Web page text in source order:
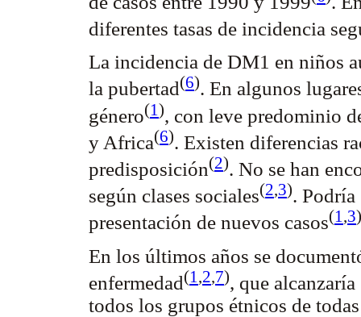
diferentes tasas de incidencia
La incidencia de DM1 en niños
la pubertad(6). En algunos
género(1), con leve predominio
y Africa(6). Existen diferencias
predisposición(2). No se han
según clases sociales(2,3).
presentación de nuevos casos(1 ,3)
En los últimos años se
enfermedad(1 ,2,7), que
todos los grupos étnicos de